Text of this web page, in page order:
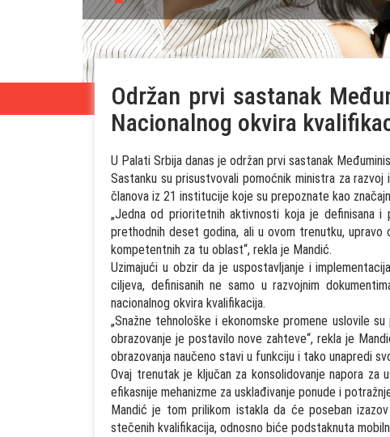
Održan prvi sastanak
Nacionalnog okvira
U Palati Srbija danas je održan prvi sastanak
Sastanku su prisustvovali pomoćnik ministra za
članova iz 21 institucije koje su prepoznate kao
„Jedna od prioritetnih aktivnosti koja je definisana i
prethodnih deset godina, ali u ovom trenutku,
kompetentnih za tu oblast“, rekla je Mandić.
Uzimajući u obzir da je uspostavljanje i
ciljeva, definisanih ne samo u razvojnim
nacionalnog okvira kvalifikacija.
„Snažne tehnološke i ekonomske promene uslovile
obrazovanje je postavilo nove zahteve“, rekla je
obrazovanja naučeno stavi u funkciju i tako unapredi
Ovaj trenutak je ključan za konsolidovanje napora
efikasnije mehanizme za usklađivanje ponude i
Mandić je tom prilikom istakla da će poseban
stečenih kvalifikacija, odnosno biće podstaknuta